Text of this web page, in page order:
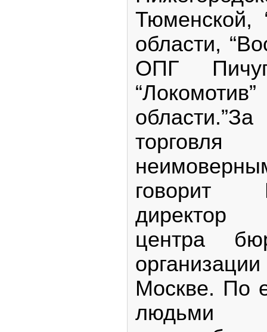
Тюменской,
области,
ОПГ
говорит
директор
центра
Москве. По
людьми